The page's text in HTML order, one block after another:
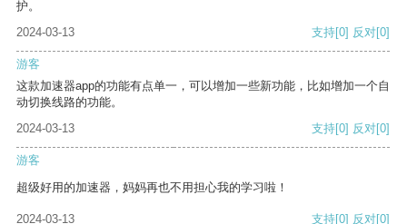
护。
2024-03-13
支持[0] 反对[0]
游客
这款加速器app的功能有点单一，可以增加一些新功能，比如增加一个自
动切换线路的功能。
2024-03-13
支持[0] 反对[0]
游客
超级好用的加速器，妈妈再也不用担心我的学习啦！
2024-03-13 支持[0] 反对[0]